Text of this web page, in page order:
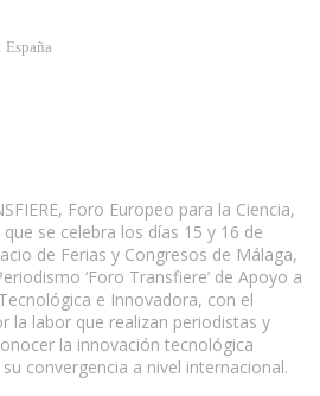
España
Foro Europeo para la Ciencia,
se celebra los días 15 y 16 de
de Ferias y Congresos de Málaga,
‘Foro Transfiere’ de Apoyo a
e Innovadora, con el
la labor que realizan periodistas y
la innovación tecnológica
convergencia a nivel internacional.